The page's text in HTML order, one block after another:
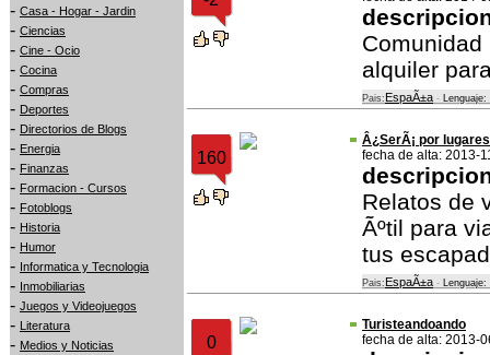
- Casa - Hogar - Jardin
- Ciencias
- Cine - Ocio
- Cocina
- Compras
- Deportes
- Directorios de Blogs
- Energia
- Finanzas
- Formacion - Cursos
- Fotoblogs
- Historia
- Humor
- Informatica y Tecnologia
- Inmobiliarias
- Juegos y Videojuegos
- Literatura
- Medios y Noticias
alquiler
Pais: EspaÃ±a - Lenguaje:
160
Â¿SerÃ¡ por
fecha de alta: 2013-
Relatos de
Ãºtil para
tus
Pais: EspaÃ±a - Lenguaje:
0
Turisteandoando
fecha de alta: 2013-